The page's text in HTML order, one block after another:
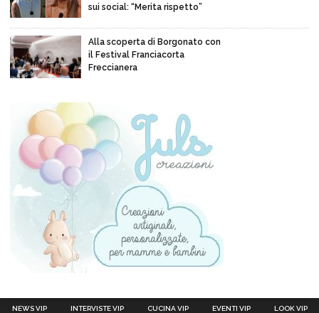
sui social: “Merita rispetto”
Alla scoperta di Borgonato con
il Festival Franciacorta
Freccianera
NEWS VIP INTERVISTE VIP CUCINA VIP EVENTI VIP LOOK VIP